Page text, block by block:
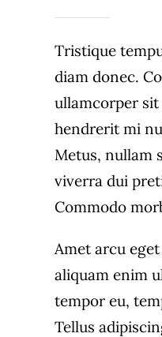
Tristique
diam donec.
ullamcorper
hendrerit mi
Metus, nullam
viverra dui
Commodo
Amet arcu
aliquam enim
tempor eu,
Tellus